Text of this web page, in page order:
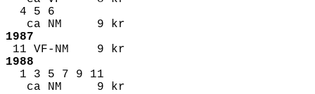
4 5 6
ca NM 9 kr
1987
11 VF-NM 9 kr
1988
1 3 5 7 9 11
ca NM 9 kr